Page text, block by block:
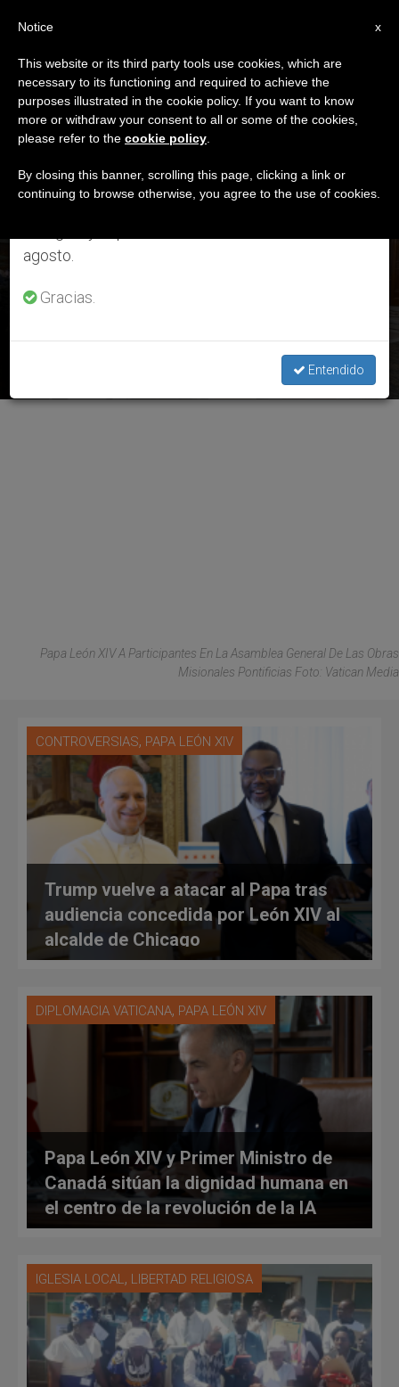
DÍA
Junio 1st, 2026
ÚLTIMAS NOTICIAS
León XIV elogia a Fulton J. Sheen en el contexto de un
JUN 01, 2026 17:32
Papa León XIV A Participantes En La Asamblea General De Las Obras
Misionales Pontificias Foto: Vatican Media
CONTROVERSIAS, PAPA LEÓN XIV
Trump vuelve a atacar al Papa tras
audiencia concedida por León XIV al
alcalde de Chicago
DIPLOMACIA VATICANA, PAPA LEÓN XIV
Papa León XIV y Primer Ministro de
Canadá sitúan la dignidad humana en
el centro de la revolución de la IA
durante llamada telefónica
IGLESIA LOCAL, LIBERTAD RELIGIOSA
×
Aviso importante
Del 27 de julio al 7 de agosto haremos la pausa
anual, aprovechando que en el periodo de verano
se generan menos informaciones y también el
agosto.
Gracias.
Entendido
x
Notice
This website or its third party tools use cookies, which are
necessary to its functioning and required to achieve the
purposes illustrated in the cookie policy. If you want to know
more or withdraw your consent to all or some of the cookies,
please refer to the cookie policy
By closing this banner, scrolling this page, clicking a link or
continuing to browse otherwise, you agree to the use of cookies.